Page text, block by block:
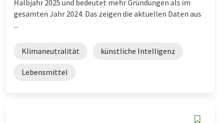
Halbjahr 2025 und bedeutet mehr Gründungen als im
gesamten Jahr 2024. Das zeigen die aktuellen Daten aus
...
Klimaneutralität künstliche Intelligenz
Lebensmittel